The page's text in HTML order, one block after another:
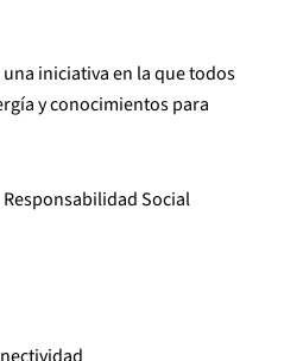
iniciativa en la que todos
y conocimientos para
Social